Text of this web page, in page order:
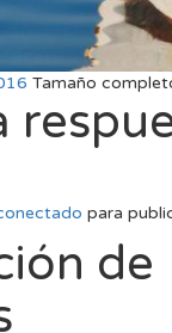
Tamaño
para
de